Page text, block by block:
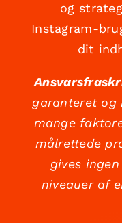
og
Instagram-
dit
garanteret
mange
målrettede
gives
niveauer af